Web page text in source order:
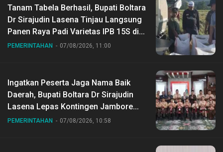
Tanam Tabela Berhasil, Bupati Boltara
Dr Sirajudin Lasena Tinjau Langsung
Panen Raya Padi Varietas IPB 15S di
Desa Gihang
PEMERINTAHAN 07/08/2026, 11:00
Ingatkan Peserta Jaga Nama Baik
Daerah, Bupati Boltara Dr Sirajudin
Lasena Lepas Kontingen Jambore
Nasional ke XII di Buperta Cibubur
PEMERINTAHAN 07/08/2026, 10:58